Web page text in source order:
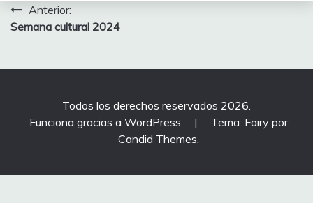
Navegación
de
entradas
Anterior:
Semana cultural 2024
Todos los derechos reservados 2026.
Funciona gracias a WordPress
|
Tema: Fairy por
Candid Themes